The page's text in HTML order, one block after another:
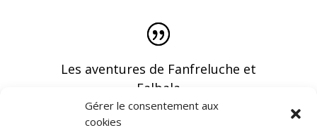
Gérer le consentement aux
cookies
Les aventures de Fanfreluche et
Falbala